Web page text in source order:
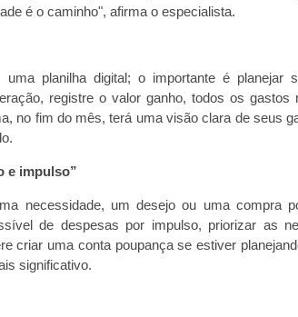
é o caminho", afirma o especialista.
planilha digital; o importante é planejar
registre o valor ganho, todos os gastos
no fim do mês, terá uma visão clara de seus
e impulso”
necessidade, um desejo ou uma compra
de despesas por impulso, priorizar as
criar uma conta poupança se estiver
significativo.